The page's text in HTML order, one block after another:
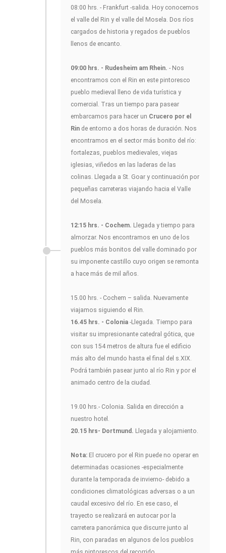
08:00 hrs. - Frankfurt -salida. Hoy conocemos
el valle del Rin y el valle del Mosela. Dos ríos
cargados de historia y regados de pueblos
llenos de encanto.
09:00 hrs. - Rudesheim am Rhein. - Nos
encontramos con el Rin en este pintoresco
pueblo medieval lleno de vida turística y
comercial. Tras un tiempo para pasear
embarcamos para hacer un Crucero por el
Rin de entorno a dos horas de duración. Nos
encontramos en el sector más bonito del río:
fortalezas, pueblos medievales, viejas
iglesias, viñedos en las laderas de las
colinas. Llegada a St. Goar y continuación por
pequeñas carreteras viajando hacia el Valle
del Mosela.
12:15 hrs. - Cochem. Llegada y tiempo para
almorzar. Nos encontramos en uno de los
pueblos más bonitos del valle dominado por
su imponente castillo cuyo origen se remonta
a hace más de mil años.
15.00 hrs. - Cochem – salida. Nuevamente
viajamos siguiendo el Rin.
16.45 hrs. - Colonia -Llegada. Tiempo para
visitar su impresionante catedral gótica, que
con sus 154 metros de altura fue el edificio
más alto del mundo hasta el final del s.XIX.
Podrá también pasear junto al río Rin y por el
animado centro de la ciudad.
19.00 hrs.- Colonia. Salida en dirección a
nuestro hotel.
20.15 hrs- Dortmund. Llegada y alojamiento.
Nota: El crucero por el Rin puede no operar en
determinadas ocasiones -especialmente
durante la temporada de invierno- debido a
condiciones climatológicas adversas o a un
caudal excesivo del río. En ese caso, el
trayecto se realizará en autocar por la
carretera panorámica que discurre junto al
Rin, con paradas en algunos de los pueblos